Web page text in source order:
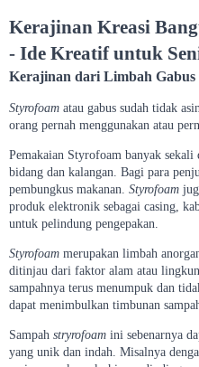
Kerajinan Kreasi
- Ide Kreatif untuk
Kerajinan dari Limbah Gabus
Styrofoam atau gabus sudah tidak
orang pernah menggunakan atau
Pemakaian Styrofoam banyak
bidang dan kalangan. Bagi para
pembungkus makanan. Styrofoam
produk elektronik sebagai casing,
untuk pelindung pengepakan.
Styrofoam merupakan limbah
ditinjau dari faktor alam atau
sampahnya terus menumpuk dan
dapat menimbulkan timbunan
Sampah stryrofoam ini sebenarnya
yang unik dan indah. Misalnya